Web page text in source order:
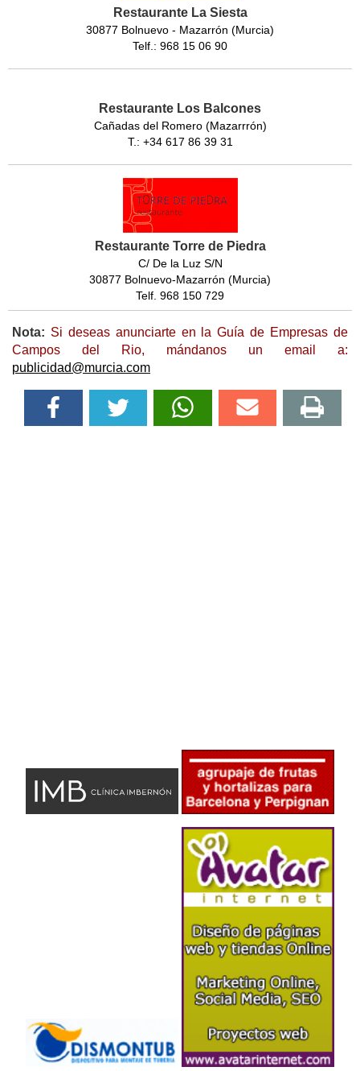
Restaurante La Siesta
30877 Bolnuevo - Mazarrón (Murcia)
Telf.: 968 15 06 90
Restaurante Los Balcones
Cañadas del Romero (Mazarrrón)
T.: +34 617 86 39 31
Restaurante Torre de Piedra
C/ De la Luz S/N
30877 Bolnuevo-Mazarrón (Murcia)
Telf. 968 150 729
Nota: Si deseas anunciarte en la Guía de Empresas de
Campos del Rio, mándanos un email a:
publicidad@murcia.com